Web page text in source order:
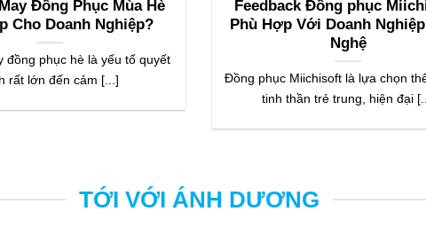
Đồng Phục Mùa Hè
Cho Doanh Nghiệp?
đồng phục hè là yếu tố quyết
rất lớn đến cảm [...]
Feedback Đồng phục
Phù Hợp Với Doanh
Nghệ
Đồng phục Miichisoft là lựa chọn
tinh thần trẻ trung, hiện đại
TỚI VỚI ÁNH DƯƠNG